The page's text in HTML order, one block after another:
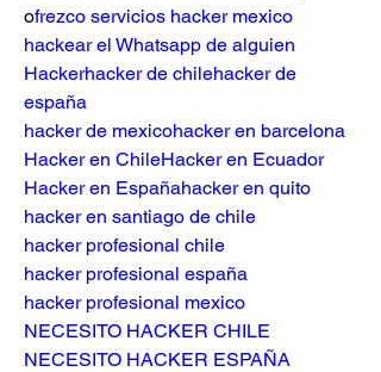
ofrezco servicios hacker mexico
hackear el Whatsapp de alguien
Hackerhacker de chilehacker de
españa
hacker de mexicohacker en barcelona
Hacker en ChileHacker en Ecuador
Hacker en Españahacker en quito
hacker en santiago de chile
hacker profesional chile
hacker profesional españa
hacker profesional mexico
NECESITO HACKER CHILE
NECESITO HACKER ESPAÑA